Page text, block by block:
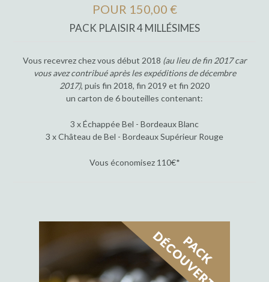
POUR 150,00 €
PACK PLAISIR 4 MILLÉSIMES
Vous recevrez chez vous début 2018 (au lieu de fin 2017 car
vous avez contribué après les expéditions de décembre
2017), puis fin 2018, fin 2019 et fin 2020
un carton de 6 bouteilles contenant:
3 x Échappée Bel - Bordeaux Blanc
3 x Château de Bel - Bordeaux Supérieur Rouge
Vous économisez 110€*